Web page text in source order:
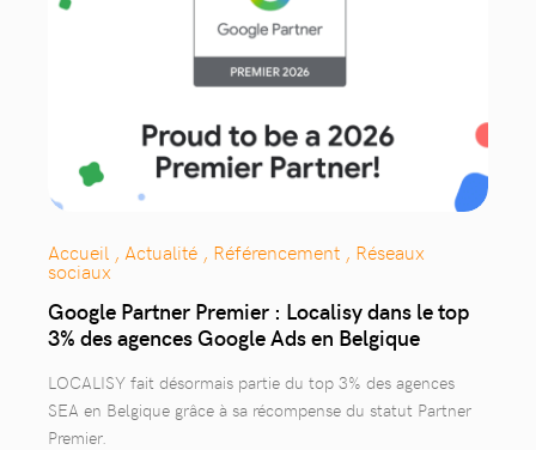
Accueil , Actualité , Référencement , Réseaux
sociaux
Google Partner Premier : Localisy dans le top
3% des agences Google Ads en Belgique
LOCALISY fait désormais partie du top 3% des agences
SEA en Belgique grâce à sa récompense du statut Partner
Premier.